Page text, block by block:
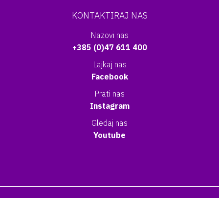
KONTAKTIRAJ NAS
Nazovi nas
+385 (0)47 611 400
Lajkaj nas
Facebook
Prati nas
Instagram
Gledaj nas
Youtube